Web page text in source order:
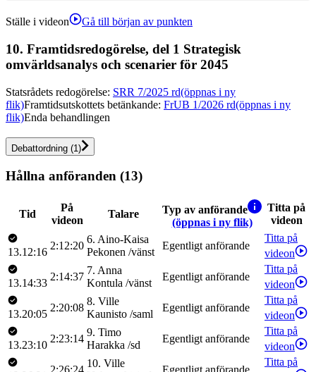
Ställe i videon Gå till början av punkten
10. Framtidsredogörelse, del 1 Strategisk
omvärldsanalys och scenarier för 2045
Statsrådets redogörelse: SRR 7/2025 rd(öppnas i ny
flik)Framtidsutskottets betänkande: FrUB 1/2026 rd(öppnas i ny
flik)Enda behandlingen
Debattordning (1)
Hållna anföranden (13)
Tid
På
videon
Talare
Typ av anförande
(öppnas i ny flik)
Titta på
videon
13.12:16
2:12:20
6. Aino-Kaisa
Pekonen /vänst
Egentligt anförande
Titta på
videon
13.14:33
2:14:37
7. Anna
Kontula /vänst
Egentligt anförande
Titta på
videon
13.20:05
2:20:08
8. Ville
Kaunisto /saml
Egentligt anförande
Titta på
videon
13.23:10
2:23:14
9. Timo
Harakka /sd
Egentligt anförande
Titta på
videon
2:26:24
10. Ville
Egentligt anförande
Titta på